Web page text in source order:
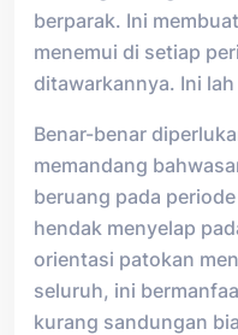
berparak. Ini
menemui di setiap
ditawarkannya. Ini
Benar-benar
memandang
beruang pada
hendak menyelap
orientasi patokan
seluruh, ini
kurang sandungan